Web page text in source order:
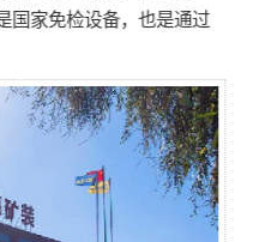
国家免检设备，也是通过